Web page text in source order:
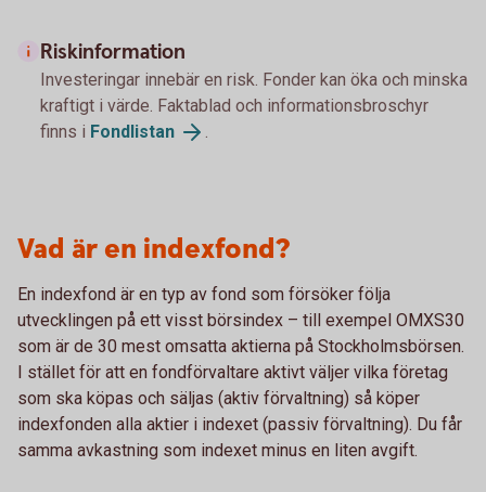
Riskinformation
Investeringar innebär en risk. Fonder kan öka och minska
kraftigt i värde. Faktablad och informationsbroschyr
finns i Fondlistan .
Vad är en indexfond?
En indexfond är en typ av fond som försöker följa
utvecklingen på ett visst börsindex – till exempel OMXS30
som är de 30 mest omsatta aktierna på Stockholmsbörsen.
I stället för att en fondförvaltare aktivt väljer vilka företag
som ska köpas och säljas (aktiv förvaltning) så köper
indexfonden alla aktier i indexet (passiv förvaltning). Du får
samma avkastning som indexet minus en liten avgift.